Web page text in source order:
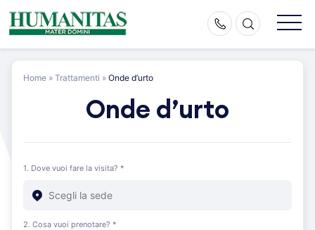
Skip
to
Home » Trattamenti » Onde d’urto
Onde d’urto
1. Dove vuoi fare la visita? *
2. Cosa vuoi prenotare? *